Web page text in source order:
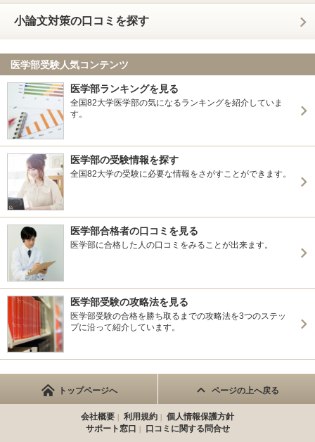
小論文対策の口コミを探す
医学部受験人気コンテンツ
医学部ランキングを見る
全国82大学医学部の気になるランキングを紹介していま
す。
医学部の受験情報を探す
全国82大学の受験に必要な情報をさがすことができます。
医学部合格者の口コミを見る
医学部に合格した人の口コミをみることが出来ます。
医学部受験の攻略法を見る
医学部受験の合格を勝ち取るまでの攻略法を3つのステッ
プに沿って紹介しています。
トップページへ ページの上へ戻る
会社概要 利用規約
個人情報保護方針
サポート窓口
口コミに関する問合せ